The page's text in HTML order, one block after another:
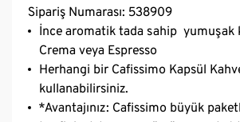
Sipariş Numarası: 538909
İnce aromatik tada sahip yumuşak
Crema veya Espresso
Herhangi bir Cafissimo Kapsül
kullanabilirsiniz.
*Avantajınız: Cafissimo büyük